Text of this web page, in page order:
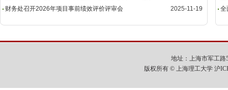
财务处召开2026年项目事前绩效评价评审会
2025-11-19
全
地址：上海市军工路
版权所有 © 上海理工大学 沪